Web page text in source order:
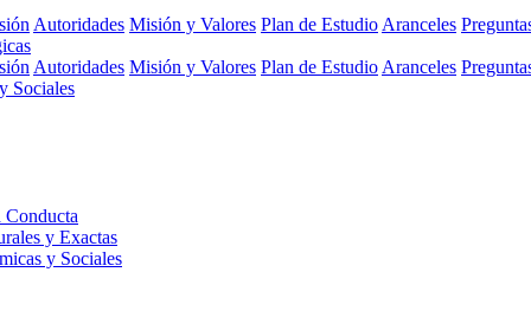
Autoridades Misión y Valores Plan de Estudio Aranceles
Autoridades Misión y Valores Plan de Estudio Aranceles
Sociales
Conducta
y Exactas
y Sociales